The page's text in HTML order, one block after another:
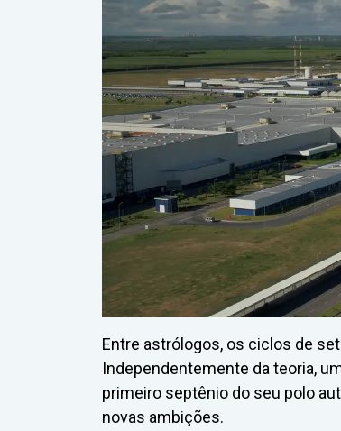
Entre astrólogos, os ciclos de
Independentemente da teoria,
primeiro septênio do seu polo
novas ambições.